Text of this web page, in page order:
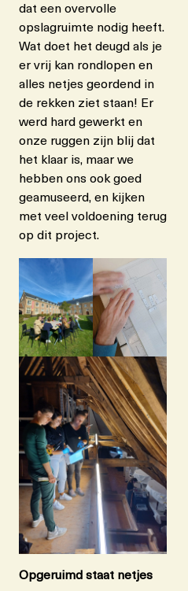
dat een overvolle
opslagruimte nodig heeft.
Wat doet het deugd als je
er vrij kan rondlopen en
alles netjes geordend in
de rekken ziet staan! Er
werd hard gewerkt en
onze ruggen zijn blij dat
het klaar is, maar we
hebben ons ook goed
geamuseerd, en kijken
met veel voldoening terug
op dit project.
Opgeruimd staat netjes